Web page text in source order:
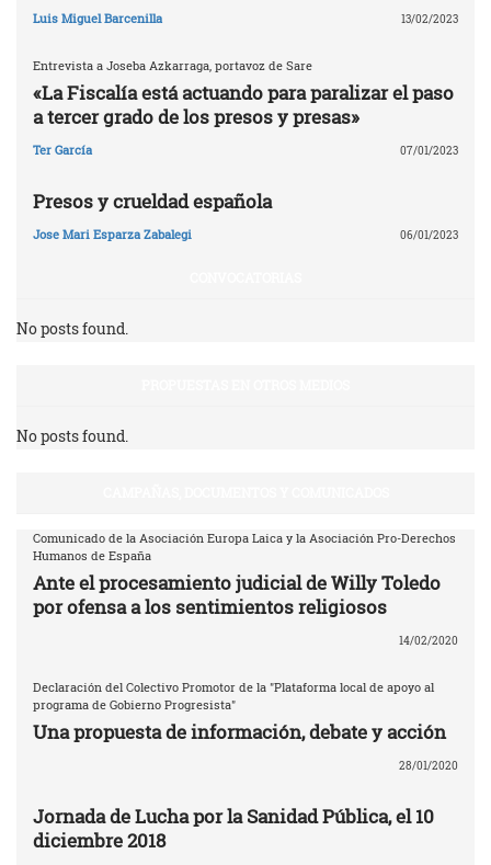
Luis Miguel Barcenilla 13/02/2023
Entrevista a Joseba Azkarraga, portavoz de Sare
«La Fiscalía está actuando para paralizar el paso
a tercer grado de los presos y presas»
Ter García 07/01/2023
Presos y crueldad española
Jose Mari Esparza Zabalegi 06/01/2023
No posts found.
No posts found.
Comunicado de la Asociación Europa Laica y la Asociación Pro-Derechos
Humanos de España
Ante el procesamiento judicial de Willy Toledo
por ofensa a los sentimientos religiosos
14/02/2020
Declaración del Colectivo Promotor de la "Plataforma local de apoyo al
programa de Gobierno Progresista"
Una propuesta de información, debate y acción
28/01/2020
Jornada de Lucha por la Sanidad Pública, el 10
diciembre 2018